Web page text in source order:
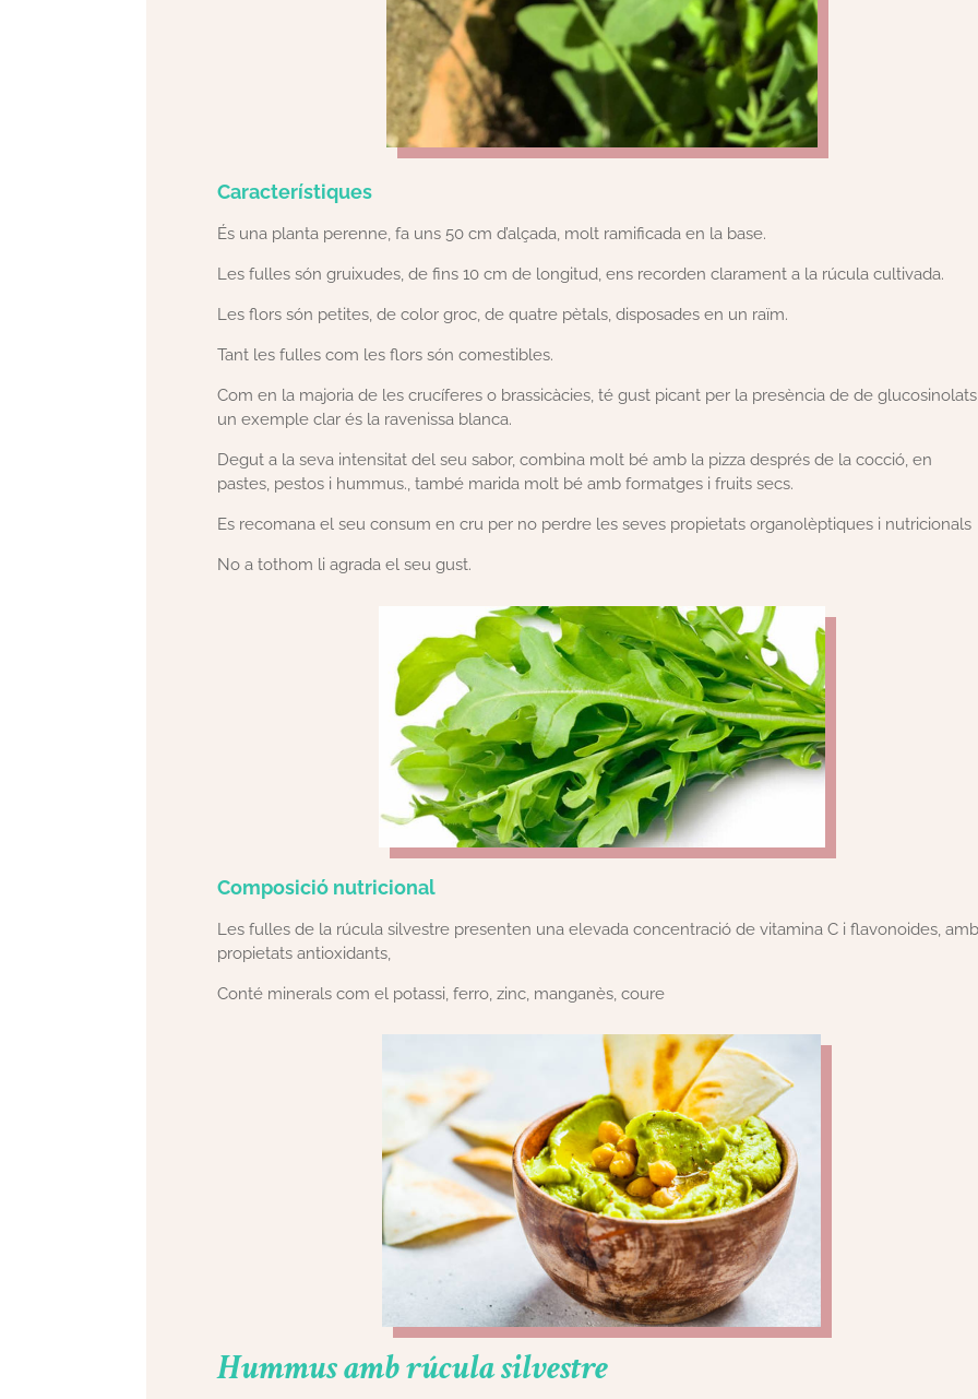
Característiques
És una planta perenne, fa uns 50 cm d’alçada, molt ramificada en la base.
Les fulles són gruixudes, de fins 10 cm de longitud, ens recorden clarament a la rúcula cultivada.
Les flors són petites, de color groc, de quatre pètals, disposades en un raïm.
Tant les fulles com les flors són comestibles.
Com en la majoria de les crucíferes o brassicàcies, té gust picant per la presència de de
un exemple clar és la ravenissa blanca.
Degut a la seva intensitat del seu sabor, combina molt bé amb la pizza després de la cocció, en
pastes, pestos i hummus., també marida molt bé amb formatges i fruits secs.
Es recomana el seu consum en cru per no perdre les seves propietats organolèptiques i nutricionals
No a tothom li agrada el seu gust.
Composició nutricional
Les fulles de la rúcula silvestre presenten una elevada concentració de vitamina C i flavonoides, amb
propietats antioxidants,
Conté minerals com el potassi, ferro, zinc, manganès, coure
Hummus amb rúcula silvestre